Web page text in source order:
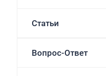
Статьи
Вопрос-Ответ